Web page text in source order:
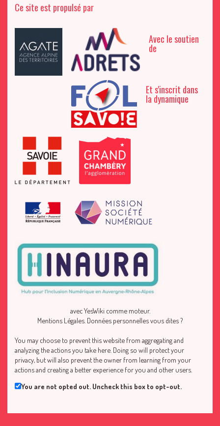
Ce site est propulsé par
Avec le soutien
de
Et s'inscrit dans
la dynamique
avecYesWiki comme moteur.
Mentions Légales Données personnelles vous dites ?
You may choose to prevent this website from aggregating and
analyzing the actions you take here. Doing so will protect your
privacy, but will also prevent the owner from learning from your
actions and creating a better experience for you and other users.
You are not opted out. Uncheck this box to opt-out.